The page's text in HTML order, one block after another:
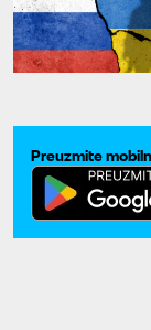
Preuzmite